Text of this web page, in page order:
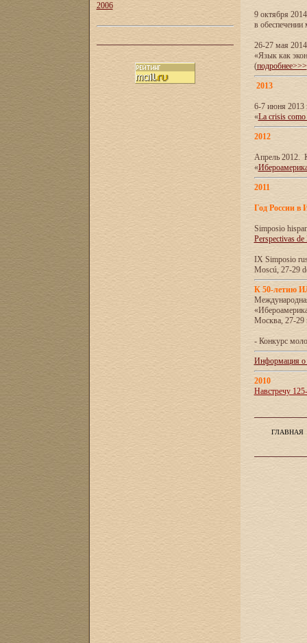
2006
9 октября
в обеспечении
26-27 мая
«Язык как
(подробнее>>>
2013
6-7 июня 2013
«La crisis como
2012
Апрель 2012.
«
2011
Год России в
Simposio
Perspectivas
IX Simposio
Moscú, 27-29
К 50-летию
Москва, 27-29
- Конкурс
Информация о
2010
Навстречу
ГЛАВНАЯ